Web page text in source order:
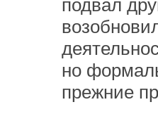
подвал
но
прежние